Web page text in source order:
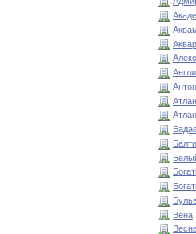
Вена